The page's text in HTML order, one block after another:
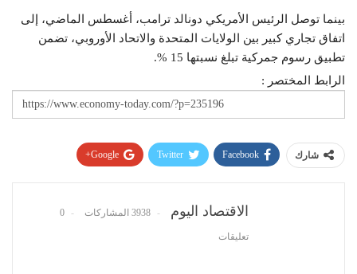
بينما توصل الرئيس الأمريكي دونالد ترامب، أغسطس الماضي، إلى
اتفاق تجاري كبير بين الولايات المتحدة والاتحاد الأوروبي، تضمن
تطبيق رسوم جمركية تبلغ نسبتها 15 %.
الرابط المختصر :
شارك Facebook
Twitter
Google+
الاقتصاد اليوم 3938 المشاركات 0
تعليقات